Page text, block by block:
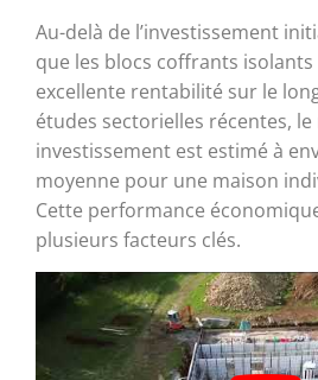
Au-delà de l’investissement
que les blocs coffrants
excellente rentabilité sur le
études sectorielles récentes,
investissement est estimé à
moyenne pour une maison
Cette performance
plusieurs facteurs clés.